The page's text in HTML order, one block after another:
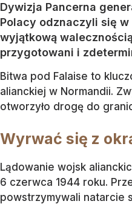
Dywizja Pancerna
Polacy odznaczyli się
wyjątkową
przygotowani i
Bitwa pod Falaise to
alianckiej w Normandii.
otworzyło drogę do
Wyrwać się z
Lądowanie wojsk
6 czerwca 1944 roku.
powstrzymywali natarcie